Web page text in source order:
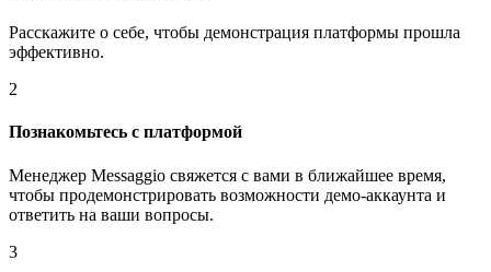
Расскажите о себе, чтобы демонстрация платформы прошла
эффективно.
2
Познакомьтесь с платформой
Менеджер Messaggio свяжется с вами в ближайшее время,
чтобы продемонстрировать возможности демо-аккаунта и
ответить на ваши вопросы.
3